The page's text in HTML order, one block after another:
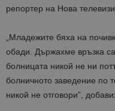
репортер на Нова
„Младежите бяха на
обади. Държахме връзка
болницата никой не ни
болничното заведение по
никой не отговори”,